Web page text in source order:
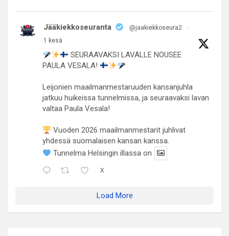
Jääkiekkoseuranta @jaakiekkoseura2
·
1 kesä
SEURAAVAKSI LAVALLE NOUSEE
PAULA VESALA!
Leijonien maailmanmestaruuden kansanjuhla
jatkuu huikeissa tunnelmissa, ja seuraavaksi lavan
valtaa Paula Vesala!
Vuoden 2026 maailmanmestarit juhlivat
yhdessä suomalaisen kansan kanssa.
Tunnelma Helsingin illassa on
X
Load More